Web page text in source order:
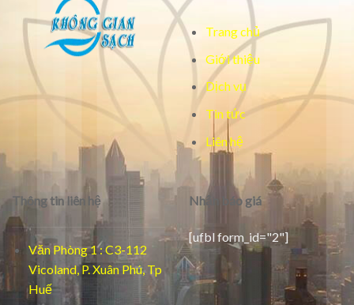
Trang chủ
Giới thiệu
Dịch vụ
Tin tức
Liên hệ
Thông tin liên hệ
Văn Phòng 1 : C3-112
Vicoland, P. Xuân Phú, Tp
Huế
Nhận báo giá
[ufbl form_id="2"]